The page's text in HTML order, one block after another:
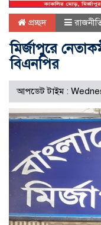
প্রচ্ছদ
মির্জাপুরে
বিএনপির
আপডেট টাইম :